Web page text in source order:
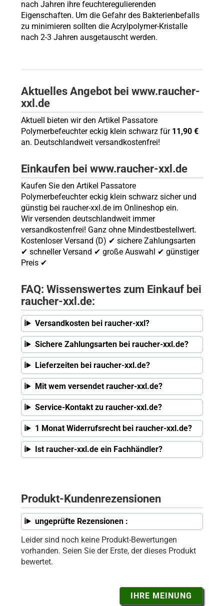
nach Jahren ihre feuchteregulierenden
Eigenschaften. Um die Gefahr des Bakterienbefalls
zu minimieren sollten die Acrylpolymer-Kristalle
nach 2-3 Jahren ausgetauscht werden.
Aktuelles Angebot bei www.raucher-
xxl.de
Aktuell bieten wir den Artikel Passatore
Polymerbefeuchter eckig klein schwarz für 11,90 €
an. Deutschlandweit versandkostenfrei!
Einkaufen bei www.raucher-xxl.de
Kaufen Sie den Artikel Passatore
Polymerbefeuchter eckig klein schwarz sicher und
günstig bei raucher-xxl.de im Onlineshop ein.
Wir versenden deutschlandweit immer
versandkostenfrei! Ganz ohne Mindestbestellwert.
Kostenloser Versand (D) ✔ sichere Zahlungsarten
✔ schneller Versand ✔ große Auswahl ✔ günstiger
Preis ✔
FAQ: Wissenswertes zum Einkauf bei
raucher-xxl.de:
Versandkosten bei raucher-xxl?
Sichere Zahlungsarten bei raucher-xxl.de?
Lieferzeiten bei raucher-xxl.de?
Mit wem versendet raucher-xxl.de?
Service-Kontakt zu raucher-xxl.de?
1 Monat Widerrufsrecht bei raucher-xxl.de?
Ist raucher-xxl.de ein Fachhändler?
Produkt-Kundenrezensionen
ungeprüfte Rezensionen :
Leider sind noch keine Produkt-Bewertungen
vorhanden. Seien Sie der Erste, der dieses Produkt
bewertet.
IHRE MEINUNG